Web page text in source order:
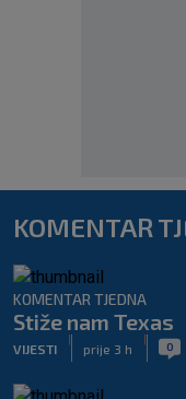
KOMENTAR
KOMENTAR TJEDNA
Stiže nam Texas
VIJESTI prije 3 h 0